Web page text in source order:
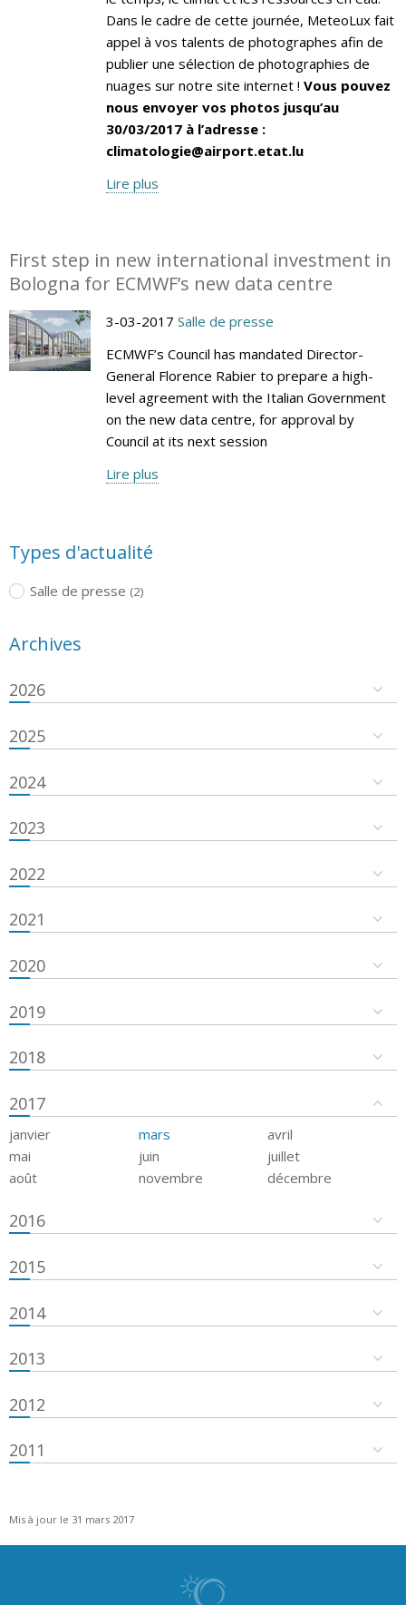
Dans le cadre de cette journée, MeteoLux fait
appel à vos talents de photographes afin de
publier une sélection de photographies de
nuages sur notre site internet ! Vous pouvez
nous envoyer vos photos jusqu’au
30/03/2017 à l’adresse :
climatologie@airport.etat.lu
Lire plus
First step in new international investment in
Bologna for ECMWF’s new data centre
3-03-2017 Salle de presse
ECMWF’s Council has mandated Director-
General Florence Rabier to prepare a high-
level agreement with the Italian Government
on the new data centre, for approval by
Council at its next session
Lire plus
Types d'actualité
Salle de presse (2)
Archives
2026
2025
2024
2023
2022
2021
2020
2019
2018
2017
janvier mars
avril
mai
juin
juillet
août
novembre décembre
2016
2015
2014
2013
2012
2011
Mis à jour le 31 mars 2017